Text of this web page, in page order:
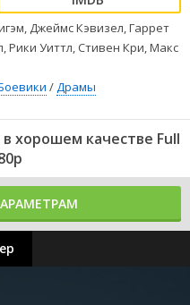
Джеймс Кэвизел, Гаррет
Рики Уиттл, Стивен Кри, Макс
/Драмы
хорошем качестве Full